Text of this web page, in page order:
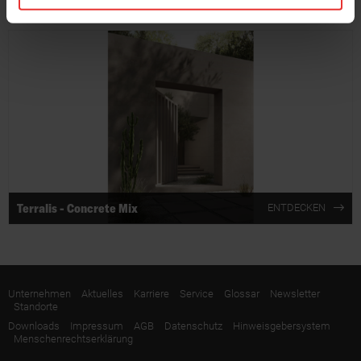
Terralis - Urban Wood
Terralis - Concrete Mix ENTDECKEN
Unternehmen Aktuelles Karriere Service Glossar
Newsletter
Standorte
Downloads
Impressum AGB Datenschutz
Hinweisgebersystem
Menschenrechtserklärung